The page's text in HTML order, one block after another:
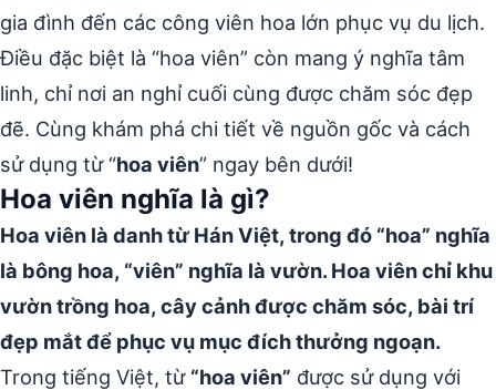
gia đình đến các công viên hoa lớn phục vụ du lịch.
Điều đặc biệt là “hoa viên” còn mang ý nghĩa tâm
linh, chỉ nơi an nghỉ cuối cùng được chăm sóc đẹp
đẽ. Cùng khám phá chi tiết về nguồn gốc và cách
sử dụng từ “hoa viên” ngay bên dưới!
Hoa viên nghĩa là gì?
Hoa viên là danh từ Hán Việt, trong đó “hoa” nghĩa
là bông hoa, “viên” nghĩa là vườn. Hoa viên chỉ khu
vườn trồng hoa, cây cảnh được chăm sóc, bài trí
đẹp mắt để phục vụ mục đích thưởng ngoạn.
Trong tiếng Việt, từ “hoa viên” được sử dụng với